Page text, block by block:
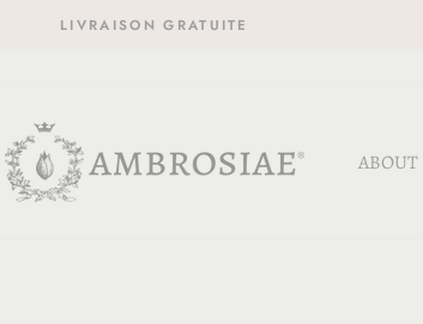
LIVRAISON GRATUITE
ABOUT